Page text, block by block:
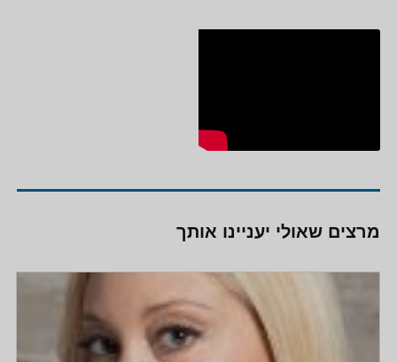
מרצים שאולי יעניינו אותך